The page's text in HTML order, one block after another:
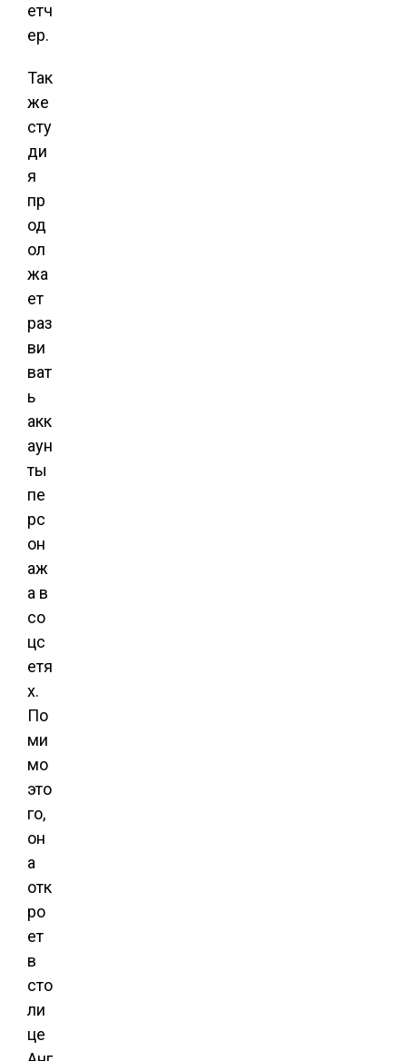
етч
ер.
Так
же
сту
ди
я
пр
од
ол
жа
ет
раз
ви
ват
ь
акк
аун
ты
пе
рс
он
аж
а в
со
цс
етя
х.
По
ми
мо
это
го,
он
а
отк
ро
ет
в
сто
ли
це